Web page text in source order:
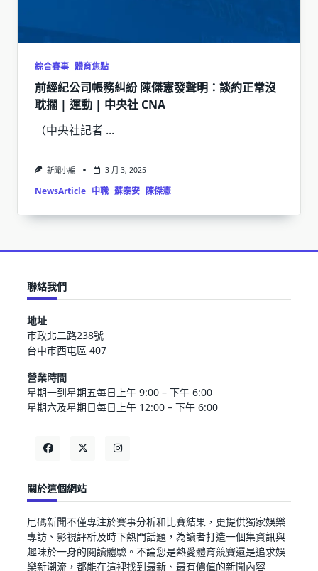
綜合賽事 體育焦點
前經紀公司帳務糾紛 陳傑憲發聲明：談約正常沒
耽擱 | 運動 | 中央社 CNA
（中央社記者 ...
新聞小編 3 月 3, 2025
NewsArticle 中職 蘇泰安 陳傑憲
聯絡我們
地址
市政北二路238號
台中市西屯區 407
營業時間
星期一到星期五每日上午 9:00 – 下午 6:00
星期六及星期日每日上午 12:00 – 下午 6:00
關於這個網站
尼碼新聞不僅專注於賽事分析和比賽結果，更提供獨家娛樂
專訪、影視評析及時下熱門話題，為讀者打造一個集資訊與
趣味於一身的閱讀體驗。不論您是熱愛體育競賽還是追求娛
樂新潮流，都能在這裡找到最新、最有價值的新聞內容